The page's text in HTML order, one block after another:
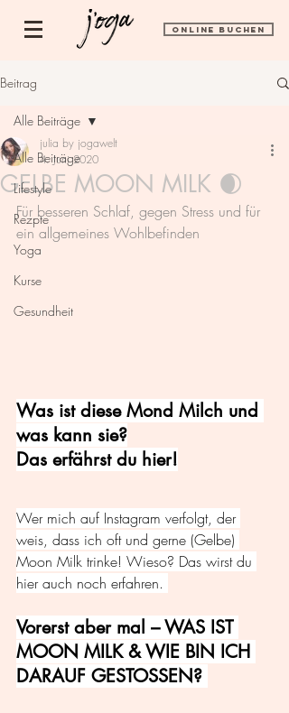
ONLINE BUCHEN
Beitrag
Alle Beiträge
Lifestyle
Rezpte
Yoga
Kurse
Gesundheit
Alle Beiträge
GELBE MOON MILK 🌒
julia by jogawelt
4. Juni 2020
Für besseren Schlaf, gegen Stress und für
ein allgemeines Wohlbefinden
Was ist diese Mond Milch und
was kann sie?
Das erfährst du hier!
Wer mich auf Instagram verfolgt, der
weis, dass ich oft und gerne (Gelbe)
Moon Milk trinke! Wieso? Das wirst du
hier auch noch erfahren.
Vorerst aber mal – WAS IST
MOON MILK & WIE BIN ICH
DARAUF GESTOSSEN?